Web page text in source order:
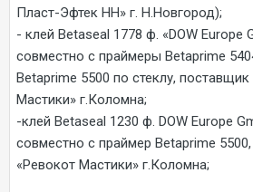
Пласт-Эфтек НН» г. Н.Новгород);
- клей Betaseal 1778 ф. «DOW Europe
совместно с праймеры Betaprime
Betaprime 5500 по стеклу,
Мастики» г.Коломна;
-клей Betaseal 1230 ф. DOW Europe
совместно с праймер Betaprime
«Ревокот Мастики» г.Коломна;